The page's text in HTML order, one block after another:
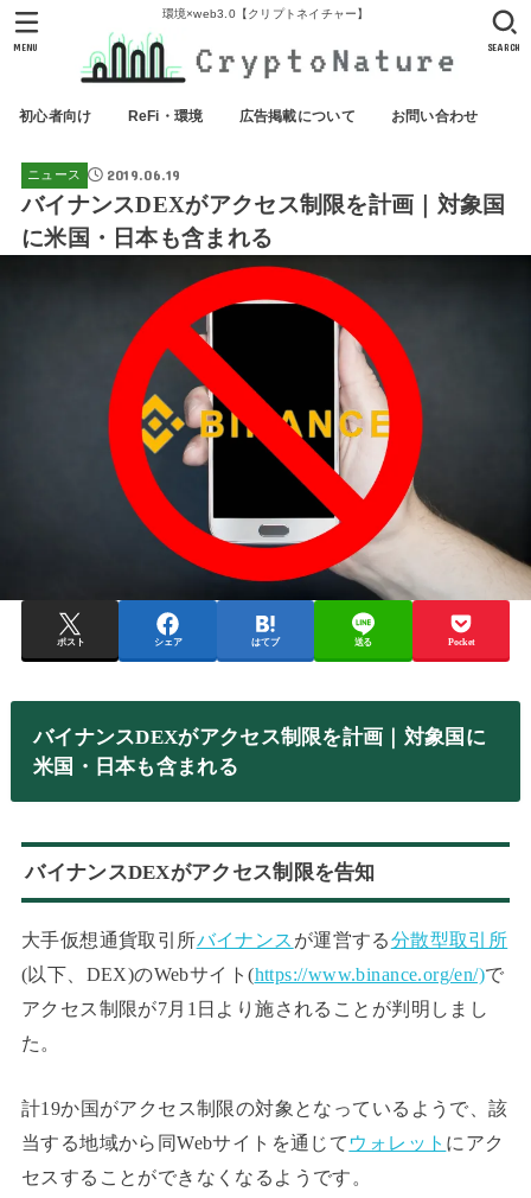
環境×web3.0【クリプトネイチャー】
初心者向け ReFi・環境 広告掲載について お問い合わせ
SEARCH
MENU
ニュース 2019.06.19
バイナンスDEXがアクセス制限を計画｜対象国
に米国・日本も含まれる
ポスト シェア はてブ 送る Pocket
バイナンスDEXがアクセス制限を計画｜対象国に
米国・日本も含まれる
バイナンスDEXがアクセス制限を告知
大手仮想通貨取引所バイナンス が運営する分散型取引所
(以下、DEX)のWebサイト(https://www.binance.org/en/)で
アクセス制限が7月1日より施されることが判明しまし
た。
計19か国がアクセス制限の対象となっているようで、該
当する地域から同Webサイトを通じて ウォレット にアク
セスすることができなくなるようです。